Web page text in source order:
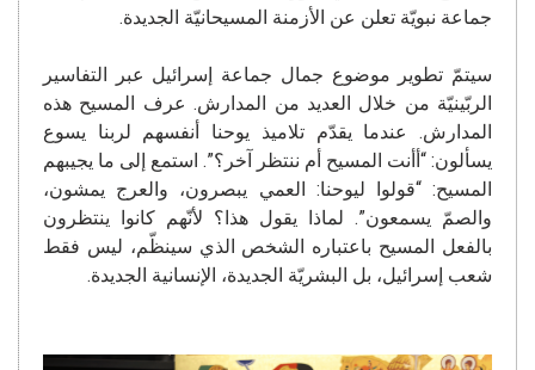
جماعة نبويّة تعلن عن الأزمنة المسيحانيّة الجديدة.
سيتمّ تطوير موضوع جمال جماعة إسرائيل عبر التفاسير
الربّينيّة من خلال العديد من المدارش. عرف المسيح هذه
المدارش. عندما يقدّم تلاميذ يوحنا أنفسهم لربنا يسوع
يسألون: “أأنت المسيح أم ننتظر آخر؟”. استمع إلى ما يجيبهم
المسيح: “قولوا ليوحنا: العمي يبصرون، والعرج يمشون،
والصمّ يسمعون”. لماذا يقول هذا؟ لأنّهم كانوا ينتظرون
بالفعل المسيح باعتباره الشخص الذي سينظّم، ليس فقط
شعب إسرائيل، بل البشريّة الجديدة، الإنسانية الجديدة.